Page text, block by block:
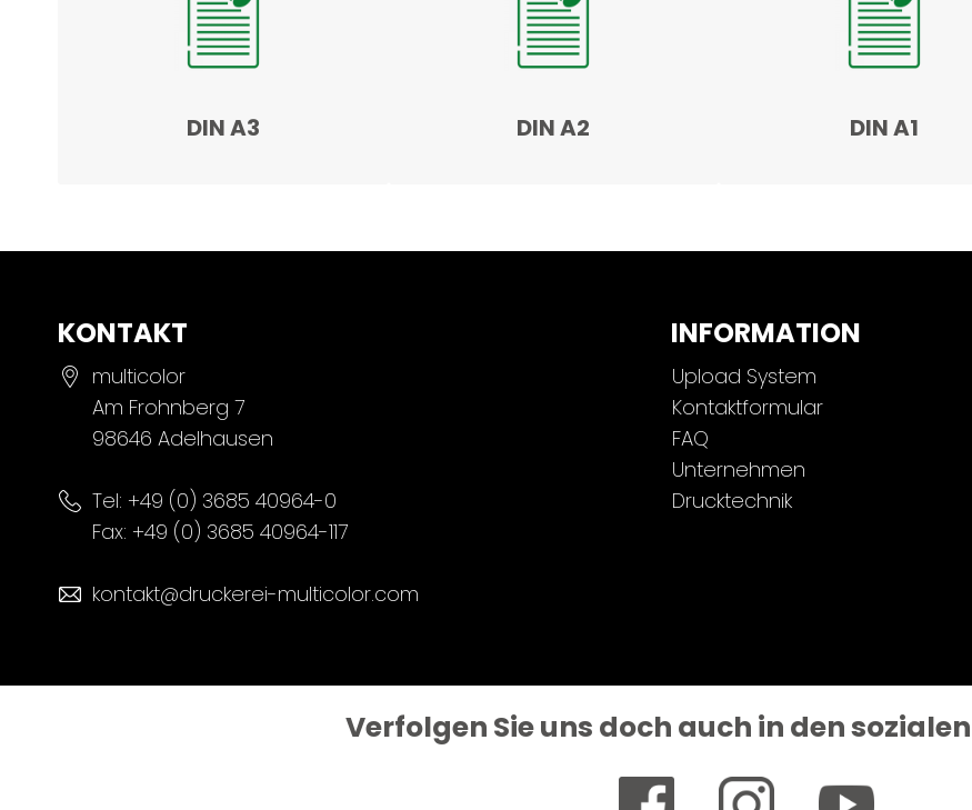
DIN A3 DIN A2 DIN A1
KONTAKT
multicolor
Am Frohnberg 7
98646 Adelhausen
Tel: +49 (0) 3685 40964-0
Fax: +49 (0) 3685 40964-117
kontakt@druckerei-multicolor.com
INFORMATION
Upload System
Kontaktformular
FAQ
Unternehmen
Drucktechnik
Verfolgen Sie uns doch auch in den